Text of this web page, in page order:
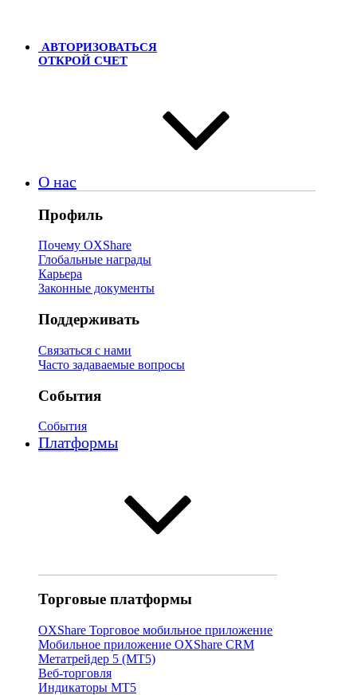
АВТОРИЗОВАТЬСЯ
ОТКРОЙ СЧЕТ
О нас
Профиль
Почему OXShare
Глобальные награды
Карьера
Законные документы
Поддерживать
Связаться с нами
Часто задаваемые вопросы
События
События
Платформы
Торговые платформы
OXShare Торговое мобильное приложение
Мобильное приложение OXShare CRM
Метатрейдер 5 (МТ5)
Веб-торговля
Индикаторы МТ5